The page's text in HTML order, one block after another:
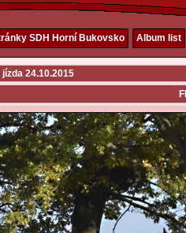
SDH Horní Bukovsko Album list
24.10.2015